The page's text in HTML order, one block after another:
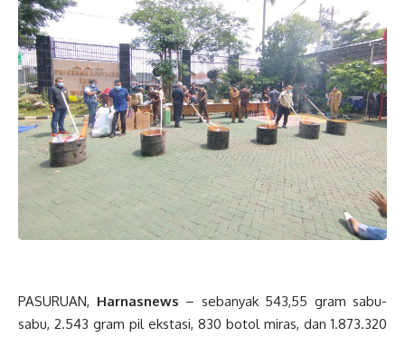
PASURUAN, Harnasnews – sebanyak 543,55 gram sabu-
sabu, 2.543 gram pil ekstasi, 830 botol miras, dan 1.873.320